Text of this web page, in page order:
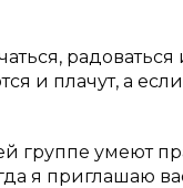
и плачут, а
группе умеют
я приглашаю